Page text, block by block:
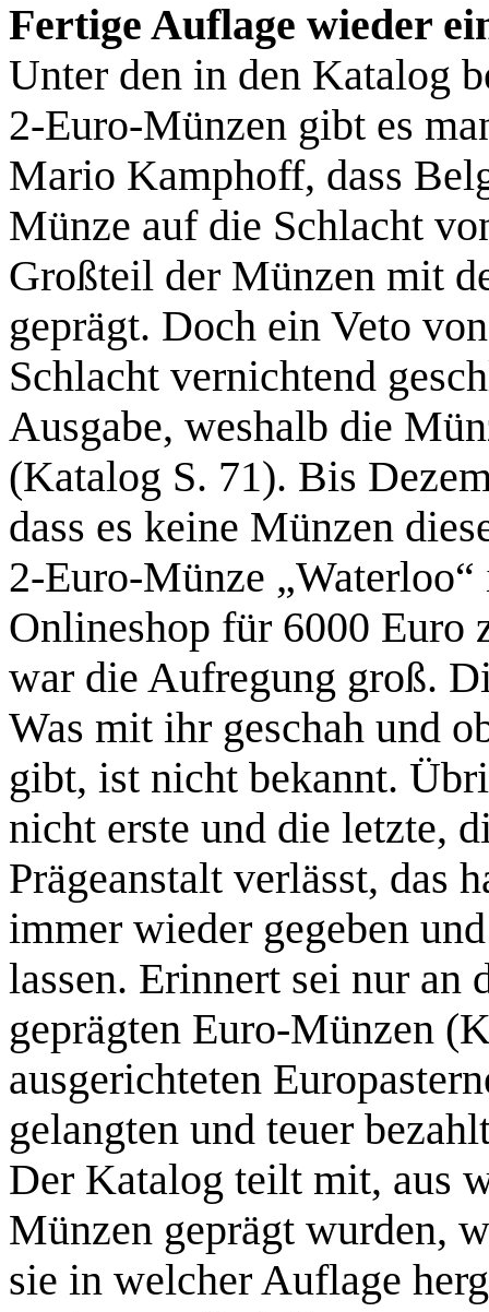
Fertige Auflage wieder
Unter den in den Katalog
2-Euro-Münzen gibt es
Mario Kamphoff, dass
Münze auf die Schlacht
Großteil der Münzen mit
geprägt. Doch ein Veto
Schlacht vernichtend
Ausgabe, weshalb die
(Katalog S. 71). Bis
dass es keine Münzen
2-Euro-Münze
Onlineshop für 6000 Euro
war die Aufregung groß.
Was mit ihr geschah und
gibt, ist nicht bekannt.
nicht erste und die letzte,
Prägeanstalt verlässt, das
immer wieder gegeben
lassen. Erinnert sei nur
geprägten Euro-Münzen
ausgerichteten
gelangten und teuer
Der Katalog teilt mit, aus
Münzen geprägt wurden,
sie in welcher Auflage